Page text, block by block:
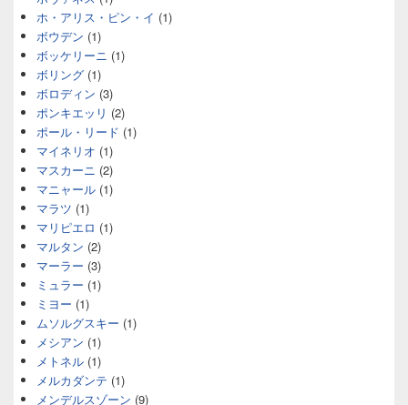
ホ・アリス・ピン・イ (1)
ボウデン (1)
ボッケリーニ (1)
ボリング (1)
ボロディン (3)
ポンキエッリ (2)
ポール・リード (1)
マイネリオ (1)
マスカーニ (2)
マニャール (1)
マラツ (1)
マリピエロ (1)
マルタン (2)
マーラー (3)
ミュラー (1)
ミヨー (1)
ムソルグスキー (1)
メシアン (1)
メトネル (1)
メルカダンテ (1)
メンデルスゾーン (9)